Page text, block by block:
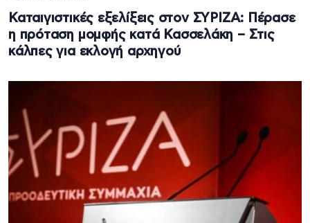
Καταιγιστικές εξελίξεις στον ΣΥΡΙΖΑ: Πέρασε
η πρόταση μομφής κατά Κασσελάκη – Στις
κάλπες για εκλογή αρχηγού